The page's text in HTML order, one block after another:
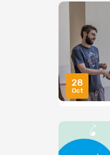
28
Oct